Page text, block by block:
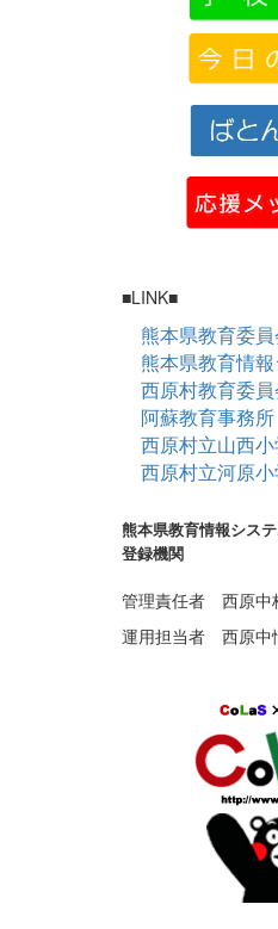
■LINK■
熊本県教育委員
熊本県教育情
西原村教育委員
阿蘇教育事務所
西原村立山西
西原村立河原
熊本県教育情報シス
登録機関
管理責任者 西原中
運用担当者 西原中